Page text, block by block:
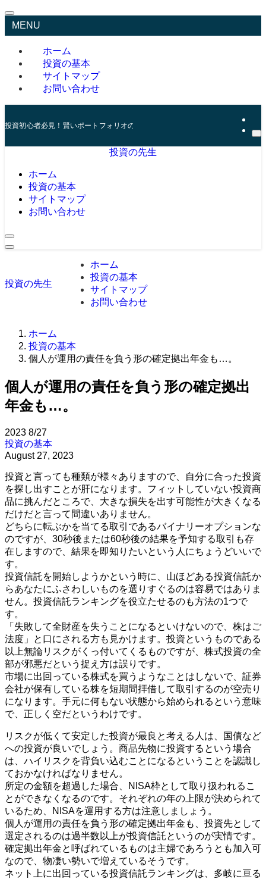
MENU
ホーム
投資の基本
サイトマップ
お問い合わせ
投資初心者必見！賢いポートフォリオの組み方とリスク管理の秘訣
投資の先生
ホーム
投資の基本
サイトマップ
お問い合わせ
投資の先生
ホーム
投資の基本
サイトマップ
お問い合わせ
ホーム
投資の基本
個人が運用の責任を負う形の確定拠出年金も…。
個人が運用の責任を負う形の確定拠出
年金も…。
2023 8/27
投資の基本
August 27, 2023
投資と言っても種類が様々ありますので、自分に合った投資
を探し出すことが肝になります。フィットしていない投資商
品に挑んだところで、大きな損失を出す可能性が大きくなる
だけだと言って間違いありません。
どちらに転ぶかを当てる取引であるバイナリーオプションな
のですが、30秒後または60秒後の結果を予知する取引も存
在しますので、結果を即知りたいという人にちょうどいいで
す。
投資信託を開始しようかという時に、山ほどある投資信託か
らあなたにふさわしいものを選りすぐるのは容易ではありま
せん。投資信託ランキングを役立たせるのも方法の1つで
す。
「失敗して全財産を失うことになるといけないので、株はご
法度」と口にされる方も見かけます。投資というものである
以上無論リスクがくっ付いてくるものですが、株式投資の全
部が邪悪だという捉え方は誤りです。
市場に出回っている株式を買うようなことはしないで、証券
会社が保有している株を短期間拝借して取引するのが空売り
になります。手元に何もない状態から始められるという意味
で、正しく空だというわけです。
リスクが低くて安定した投資が最良と考える人は、国債など
への投資が良いでしょう。商品先物に投資するという場合
は、ハイリスクを背負い込むことになるということを認識し
ておかなければなりません。
所定の金額を超過した場合、NISA枠として取り扱われるこ
とができなくなるのです。それぞれの年の上限が決められて
いるため、NISAを運用する方は注意しましょう。
個人が運用の責任を負う形の確定拠出年金も、投資先として
選定されるのは過半数以上が投資信託というのが実情です。
確定拠出年金と呼ばれているものは主婦であろうとも加入可
なので、物凄い勢いで増えているそうです。
ネット上に出回っている投資信託ランキングは、多岐に亘る